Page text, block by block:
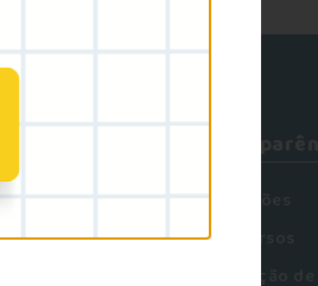
Licitações
Concursos
Prestação